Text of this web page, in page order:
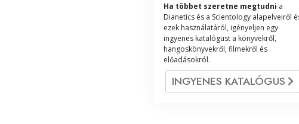
Ha többet szeretne megtudni a
Dianetics és a Scientology alapelveiről
ezek használatáról, igényeljen egy
ingyenes katalógust a könyvekről,
hangoskönyvekről, filmekről és
előadásokról.
INGYENES KATALÓGUS